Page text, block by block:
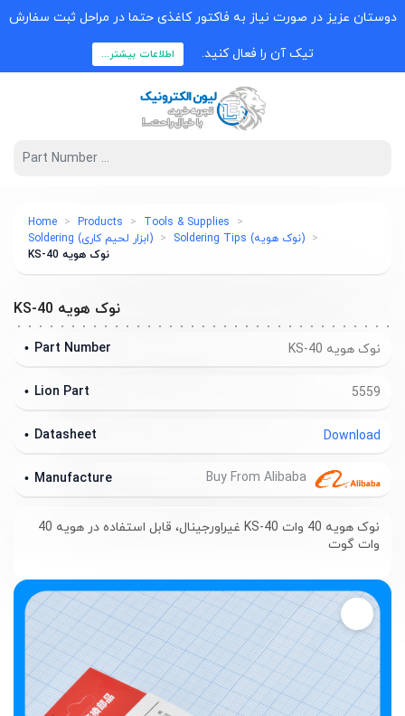
دوستان عزیز در صورت نیاز به فاکتور کاغذی حتما در مراحل ثبت سفارش
تیک آن را فعال کنید. اطلاعات بیشتر...
Home Products
Tools & Supplies
(ابزار لحیم کاری) Soldering
(نوک هویه) Soldering Tips
نوک هویه KS-40
نوک هویه KS-40
نوک هویه KS-40 Part Number
5559
Lion Part
Download
Datasheet
Buy From Alibaba
Manufacture
نوک هویه 40 وات KS-40 غیراورجینال، قابل استفاده در هویه 40
وات گوت